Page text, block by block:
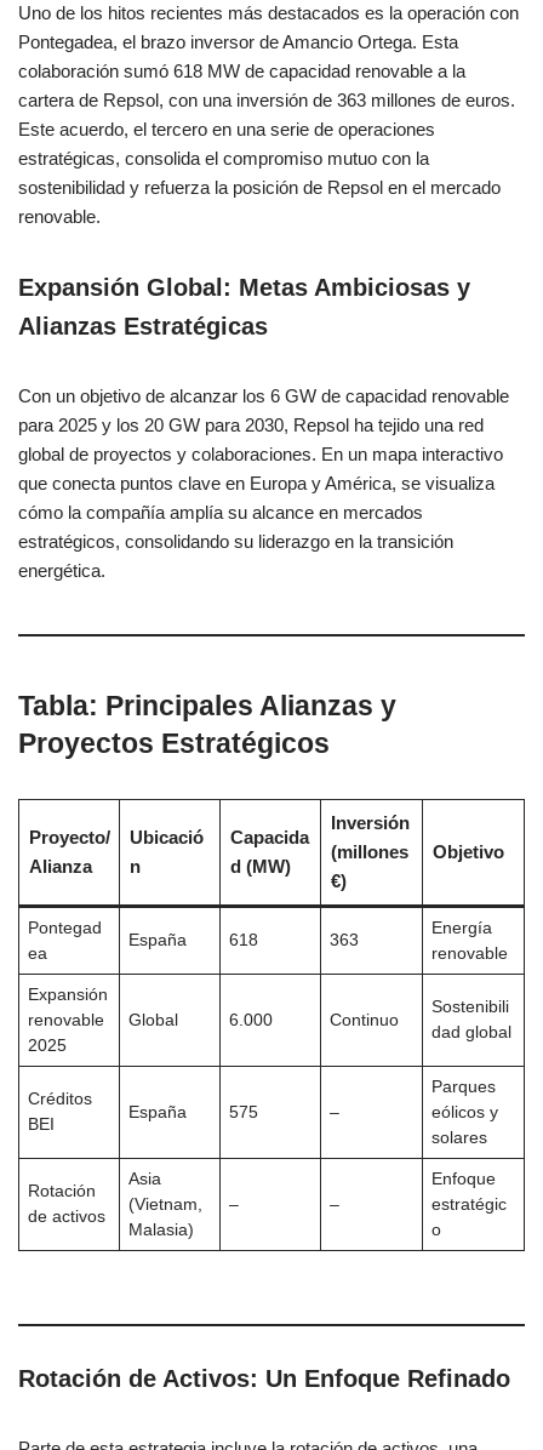
Uno de los hitos recientes más destacados es la operación con
Pontegadea, el brazo inversor de Amancio Ortega. Esta
colaboración sumó 618 MW de capacidad renovable a la
cartera de Repsol, con una inversión de 363 millones de euros.
Este acuerdo, el tercero en una serie de operaciones
estratégicas, consolida el compromiso mutuo con la
sostenibilidad y refuerza la posición de Repsol en el mercado
renovable.
Expansión Global: Metas Ambiciosas y
Alianzas Estratégicas
Con un objetivo de alcanzar los 6 GW de capacidad renovable
para 2025 y los 20 GW para 2030, Repsol ha tejido una red
global de proyectos y colaboraciones. En un mapa interactivo
que conecta puntos clave en Europa y América, se visualiza
cómo la compañía amplía su alcance en mercados
estratégicos, consolidando su liderazgo en la transición
energética.
Tabla: Principales Alianzas y
Proyectos Estratégicos
Proyecto/
Alianza
Ubicació
n
Capacida
d (MW)
Inversión
(millones
€)
Objetivo
Pontegad
ea
España 618 363
Energía
renovable
Expansión
renovable
2025
Global 6.000 Continuo
Sostenibili
dad global
Créditos
BEI
España 575 –
Parques
eólicos y
solares
Rotación
de activos
Asia
(Vietnam,
Malasia)
– –
Enfoque
estratégic
o
Rotación de Activos: Un Enfoque Refinado